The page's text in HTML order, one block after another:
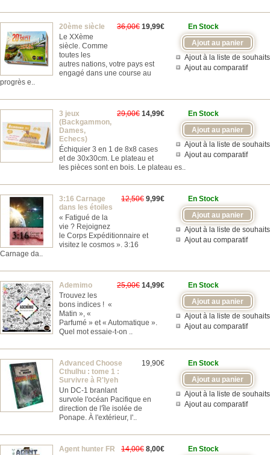
En Stock
Ajout à la liste de souhaits
Ajout au comparatif
36,00€ 19,99€
20ème siècle
Le XXème
siècle. Comme
toutes les
autres nations, votre pays est
engagé dans une course au
progrès e..
En Stock
Ajout à la liste de souhaits
Ajout au comparatif
29,00€ 14,99€
3 jeux
(Backgammon,
Dames,
Echecs)
Échiquier 3 en 1 de 8x8 cases
et de 30x30cm. Le plateau et
les pièces sont en bois. Le plateau es..
En Stock
Ajout à la liste de souhaits
Ajout au comparatif
12,50€ 9,99€
3:16 Carnage
dans les étoiles
« Fatigué de la
vie ? Rejoignez
le Corps Expéditionnaire et
visitez le cosmos ». 3:16
Carnage da..
En Stock
Ajout à la liste de souhaits
Ajout au comparatif
25,00€ 14,99€
Ademimo
Trouvez les
bons indices ! «
Matin », «
Parfumé » et « Automatique ».
Quel mot essaie-t-on ..
En Stock
Ajout à la liste de souhaits
Ajout au comparatif
19,90€
Advanced Choose
Cthulhu : tome 1 :
Survivre à R'lyeh
Un DC-1 branlant
survole l'océan Pacifique en
direction de l'île isolée de
Ponape. À l'extérieur, l'..
En Stock
14,00€ 8,00€
Agent hunter FR